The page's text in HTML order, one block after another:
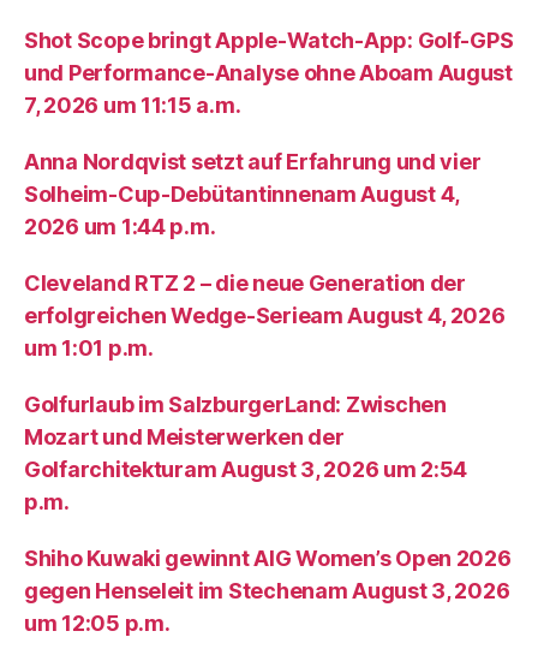
Shot Scope bringt Apple-Watch-App: Golf-GPS
und Performance-Analyse ohne Aboam August
7, 2026 um 11:15 a.m.
Anna Nordqvist setzt auf Erfahrung und vier
Solheim-Cup-Debütantinnenam August 4,
2026 um 1:44 p.m.
Cleveland RTZ 2 – die neue Generation der
erfolgreichen Wedge-Serieam August 4, 2026
um 1:01 p.m.
Golfurlaub im SalzburgerLand: Zwischen
Mozart und Meisterwerken der
Golfarchitekturam August 3, 2026 um 2:54
p.m.
Shiho Kuwaki gewinnt AIG Women’s Open 2026
gegen Henseleit im Stechenam August 3, 2026
um 12:05 p.m.